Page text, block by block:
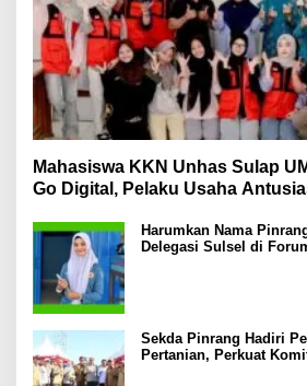
Mahasiswa KKN Unhas Sulap
Go Digital, Pelaku Usaha
Harumkan Nama
Delegasi Sulsel di
Sekda Pinrang Hadiri
Pertanian, Perkuat